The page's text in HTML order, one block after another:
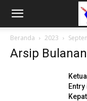
Beranda 2023
Arsip